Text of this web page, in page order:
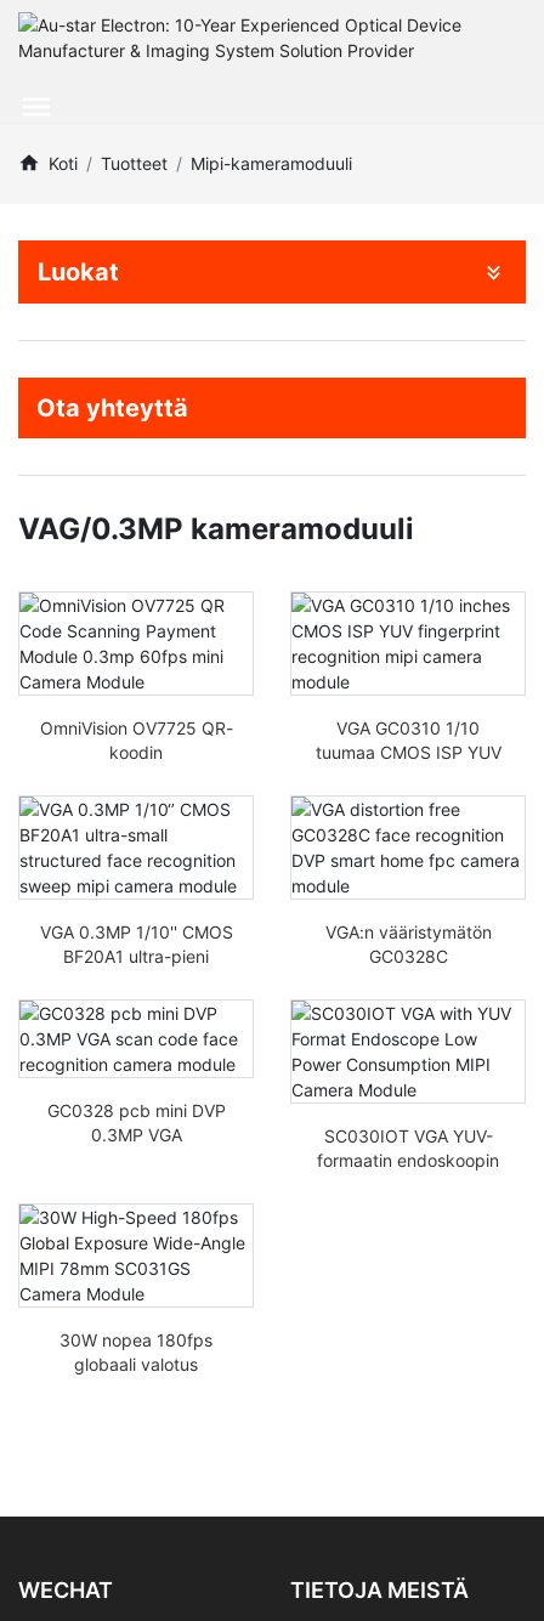
Koti Tuotteet Mipi-kameramoduuli
Luokat
Ota yhteyttä
VAG/0.3MP kameramoduuli
OmniVision OV7725 QR-
koodin
0,3mp 60fps
minikameramoduuli
VGA GC0310 1/10
tuumaa CMOS ISP YUV
mipi-kameramoduuli
VGA 0.3MP 1/10'' CMOS
BF20A1 ultra-pieni
kasvojentunnistus mipi-
kameramoduuli
VGA:n vääristymätön
GC0328C
älykoti FPC-
kameramoduuli
GC0328 pcb mini DVP
0.3MP VGA
amoduuli
SC030IOT VGA YUV-
formaatin endoskoopin
30W nopea 180fps
globaali valotus
WECHAT TIETOJA MEISTÄ